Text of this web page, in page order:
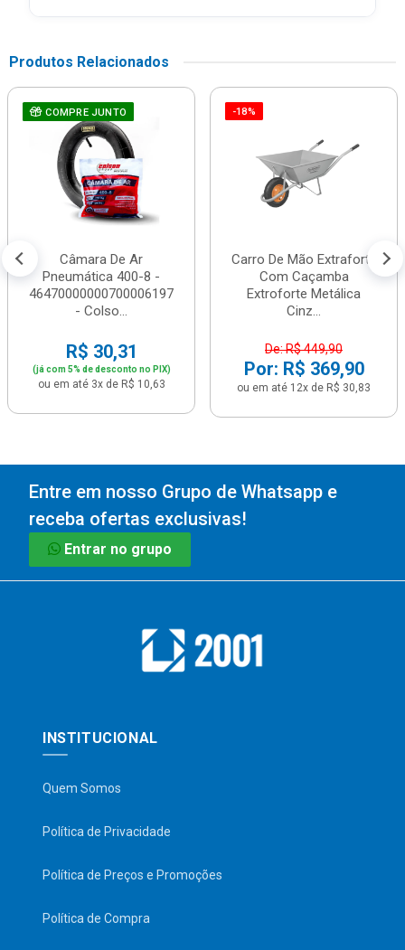
Produtos Relacionados
COMPRE JUNTO
Câmara De Ar
Pneumática 400-8 -
46470000000700006197
- Colso...
R$ 30,31
(já com 5% de desconto no PIX)
ou em até 3x de R$ 10,63
-18%
Carro De Mão Extraforte
Com Caçamba
Extroforte Metálica
Cinz...
De: R$ 449,90
Por: R$ 369,90
ou em até 12x de R$ 30,83
Entre em nosso Grupo de Whatsapp e
receba ofertas exclusivas!
Entrar no grupo
INSTITUCIONAL
Quem Somos
Política de Privacidade
Política de Preços e Promoções
Política de Compra